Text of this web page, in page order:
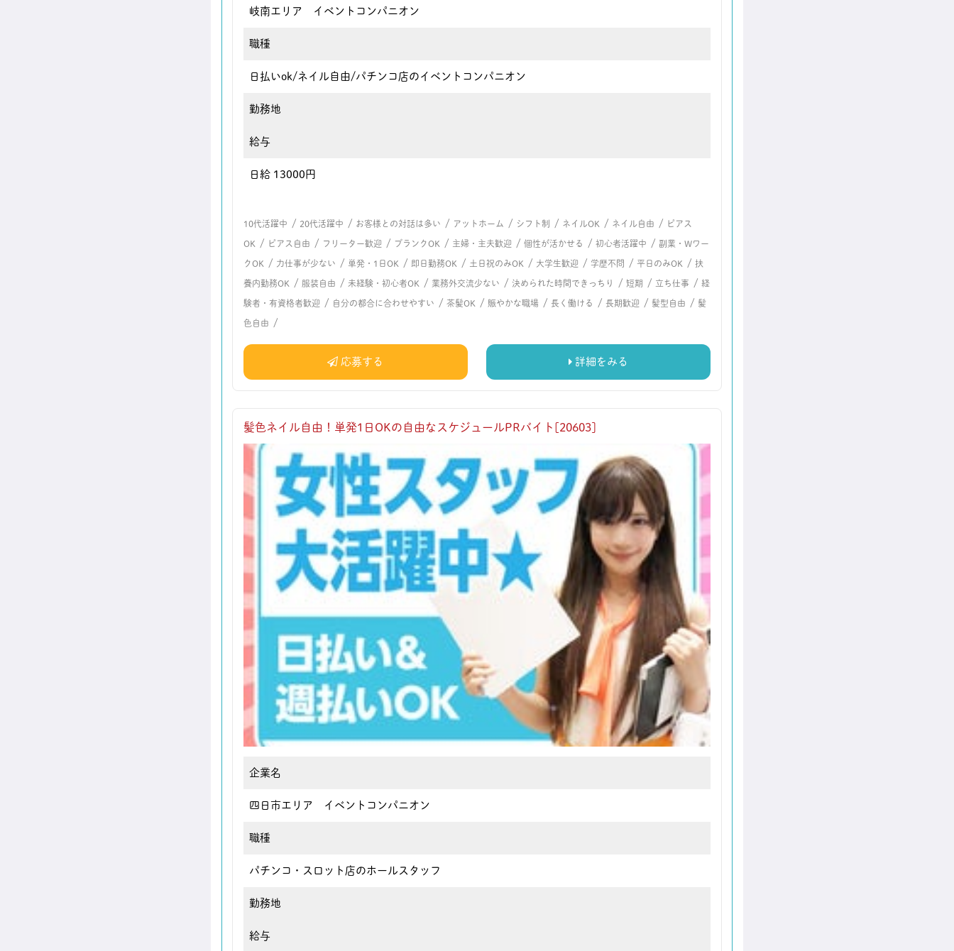
岐南エリア イベントコンパニオン
職種
日払いok/ネイル自由/パチンコ店のイベントコンパニオン
勤務地
給与
日給 13000円
10代活躍中 / 20代活躍中 / お客様との対話は多い / アットホーム / シフト制 / ネイルOK / ネイル自由 / ピアス
OK / ピアス自由 / フリーター歓迎 / ブランクOK / 主婦・主夫歓迎 / 個性が活かせる / 初心者活躍中 / 副業・Wワー
クOK / 力仕事が少ない / 単発・1日OK / 即日勤務OK / 土日祝のみOK / 大学生歓迎 / 学歴不問 / 平日のみOK / 扶
養内勤務OK / 服装自由 / 未経験・初心者OK / 業務外交流少ない / 決められた時間できっちり / 短期 / 立ち仕事 / 経
験者・有資格者歓迎 / 自分の都合に合わせやすい / 茶髪OK / 賑やかな職場 / 長く働ける / 長期歓迎 / 髪型自由 / 髪
色自由 /
応募する 詳細をみる
髪色ネイル自由！単発1日OKの自由なスケジュールPRバイト[20603]
企業名
四日市エリア イベントコンパニオン
職種
パチンコ・スロット店のホールスタッフ
勤務地
給与